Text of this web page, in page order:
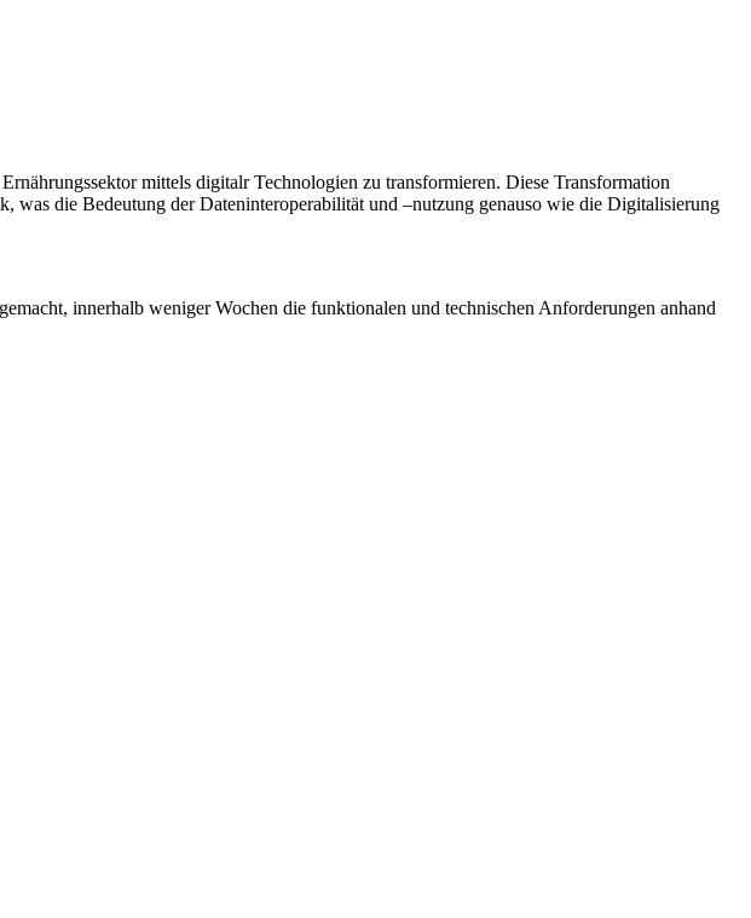
mittels digitalr Technologien zu transformieren. Diese Transformation
was die Bedeutung der Dateninteroperabilität und –nutzung genauso wie die Digitalisierung
innerhalb weniger Wochen die funktionalen und technischen Anforderungen anhand